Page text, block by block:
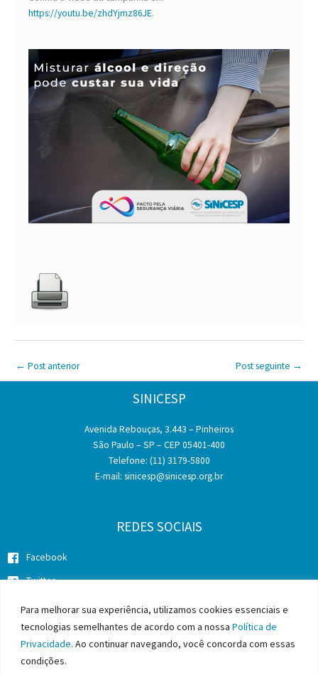
Para melhorar sua experiência, utilizamos cookies essenciais e
tecnologias semelhantes de acordo com a nossa Política de
Privacidade. Ao continuar navegando, você concorda com essas
condições.
https://youtu.be/zhdYjmz86JE.
← Post anterior Post seguinte →
SINICESP
Avenida Rebouças, 3.443 – Pinheiros
São Paulo – SP – CEP 05401-400
Telefone: (11) 3179-5800
E-mail: sinicesp@sinicesp.org.br
REDES SOCIAIS
Facebook
Twitter
Instagram
Copyright © 2026 SINICESP - Sindicato da Indústria da Construção